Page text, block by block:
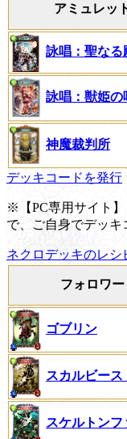
アミュレッ
詠唱：聖なる
詠唱：獣姫の
神魔裁判所
デッキコードを発行
※【PC専用サイト
で、ご自身でデッキ
ネクロデッキのレシ
フォロワー
ゴブリン
スカルビース
スケルトンフ